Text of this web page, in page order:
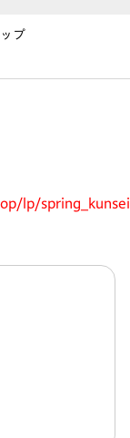
プ
lp/